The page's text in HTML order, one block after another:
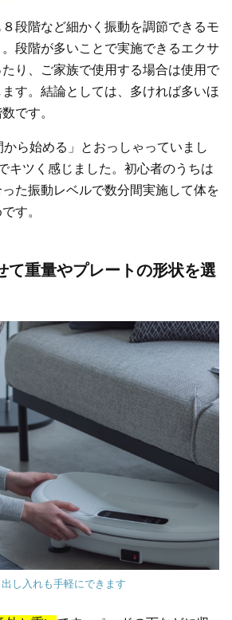
段階など細かく振動を調節できるモ
段階が多いことで実施できるエクサ
り、ご家族で使用する場合は使用で
す。結論としては、多ければ多いほ
です。
ら始める」とおっしゃっていまし
キツく感じました。初心者のうちは
た振動レベルで数分間実施して体を
す。
て重量やプレートの形状を選
し入れも手軽にできます